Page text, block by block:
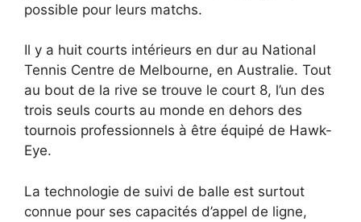
possible pour leurs matchs.
Il y a huit courts intérieurs en dur au National
Tennis Centre de Melbourne, en Australie. Tout
au bout de la rive se trouve le court 8, l’un des
trois seuls courts au monde en dehors des
tournois professionnels à être équipé de Hawk-
Eye.
La technologie de suivi de balle est surtout
connue pour ses capacités d’appel de ligne,